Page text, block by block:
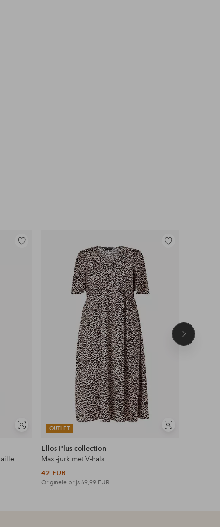
Soortgelijke
Toevoegen
OUTLET
Soortgelijke
Toevoegen
Ellos Plus collection
Maxi-jurk met V-hals
42 EUR
Originele prijs 69,99 EUR
Volgend